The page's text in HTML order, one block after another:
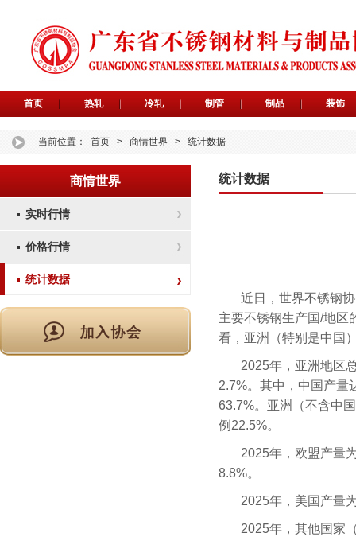
首页 热轧 冷轧 制管 制品 装饰
当前位置： 首页 > 商情世界 > 统计数据
商情世界
实时行情
价格行情
统计数据
统计数据
近日，世界不锈钢
主要不锈钢生产国/地区
看，亚洲（特别是中国
2025年，亚洲地区
2.7%。其中，中国产量
63.7%。亚洲（不含中
例22.5%。
2025年，欧盟产量
8.8%。
2025年，美国产量
2025年，其他国家